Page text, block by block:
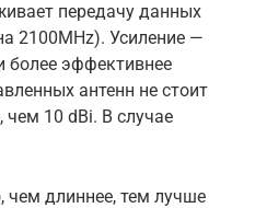
передачу данных
2100MHz). Усиление —
более эффективнее
антенн не стоит
10 dBi. В случае
длиннее, тем лучше